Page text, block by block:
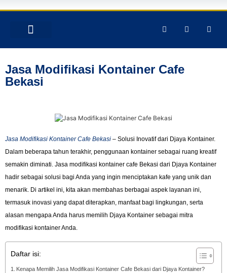
Jasa Modifikasi Kontainer Cafe
Bekasi
Jasa Modifikasi Kontainer Cafe Bekasi – Solusi Inovatif dari Djaya Kontainer.
Dalam beberapa tahun terakhir, penggunaan kontainer sebagai ruang kreatif
semakin diminati. Jasa modifikasi kontainer cafe Bekasi dari Djaya Kontainer
hadir sebagai solusi bagi Anda yang ingin menciptakan kafe yang unik dan
menarik. Di artikel ini, kita akan membahas berbagai aspek layanan ini,
termasuk inovasi yang dapat diterapkan, manfaat bagi lingkungan, serta
alasan mengapa Anda harus memilih Djaya Kontainer sebagai mitra
modifikasi kontainer Anda.
Daftar isi:
Kenapa Memilih Jasa Modifikasi Kontainer Cafe Bekasi dari Djaya Kontainer?